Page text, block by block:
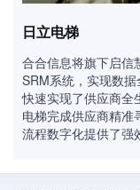
日立电梯
合合信息将旗下启信
SRM系统，实现数
快速实现了供应商全
电梯完成供应商精准
流程数字化提供了强